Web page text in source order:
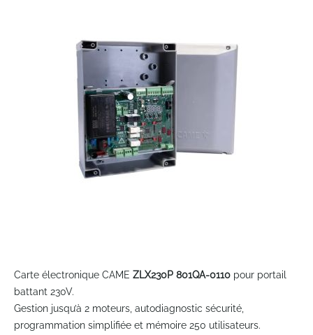
to
the
beginning
of
the
Carte électronique CAME ZLX230P 801QA-0110 pour portail
battant 230V.
Gestion jusqu’à 2 moteurs, autodiagnostic sécurité,
programmation simplifiée et mémoire 250 utilisateurs.